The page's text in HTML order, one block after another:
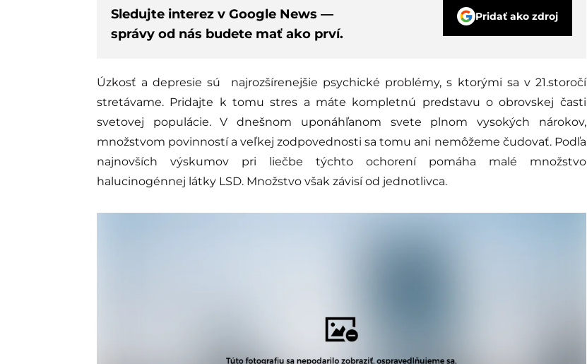
Sledujte interez v Google News —
správy od nás budete mať ako prví.
Pridať ako zdroj
Úzkosť a depresie sú
najrozšírenejšie psychické problémy, s ktorými sa v 21.storočí
stretávame. Pridajte k tomu stres a máte kompletnú predstavu o obrovskej časti
svetovej populácie. V dnešnom uponáhľanom svete plnom vysokých nárokov,
množstvom povinností a veľkej zodpovednosti sa tomu ani nemôžeme čudovať. Podľa
najnovších výskumov pri liečbe týchto ochorení pomáha malé množstvo
halucinogénnej látky LSD. Množstvo však závisí od jednotlivca.